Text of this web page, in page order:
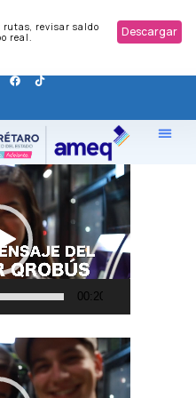
rutas, revisar saldo
real.
Descargar
00:20